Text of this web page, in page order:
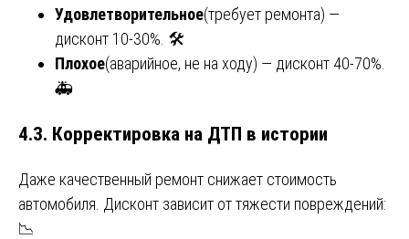
Удовлетворительное(требует ремонта) —
дисконт 10-30%. 🛠️
Плохое(аварийное, не на ходу) — дисконт 40-70%.
🚑
4.3. Корректировка на ДТП в истории
Даже качественный ремонт снижает стоимость
автомобиля. Дисконт зависит от тяжести повреждений:
📉